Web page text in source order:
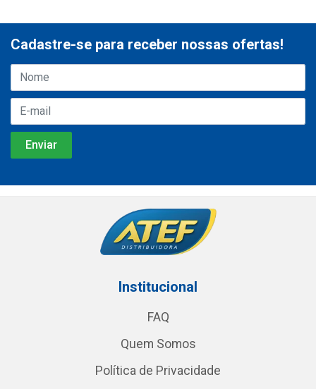
Cadastre-se para receber nossas ofertas!
Institucional
FAQ
Quem Somos
Política de Privacidade